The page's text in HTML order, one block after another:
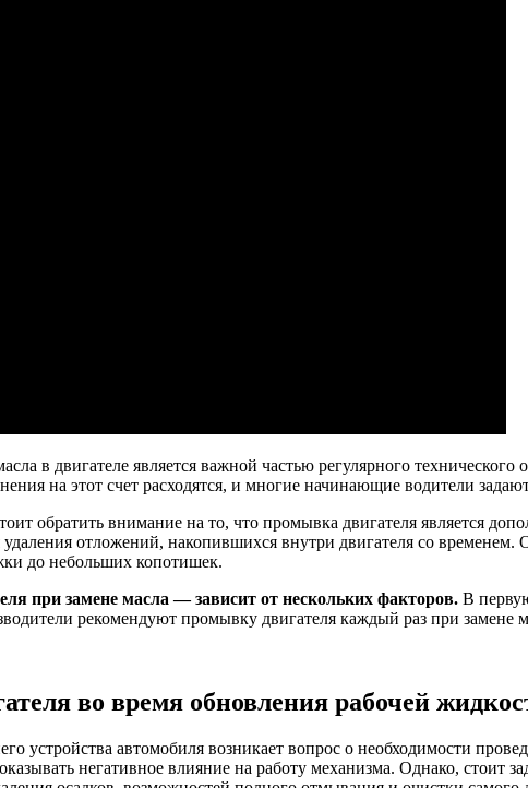
в двигателе является важной частью регулярного
на этот счет расходятся, и многие начинающие водители
обратить внимание на то, что промывка двигателя является
отложений, накопившихся внутри двигателя со
до небольших копотишек.
при замене масла — зависит от нескольких факторов. В
рекомендуют промывку двигателя каждый раз при замене
во время обновления рабочей
устройства автомобиля возникает вопрос о необходимости
негативное влияние на работу механизма. Однако, стоит